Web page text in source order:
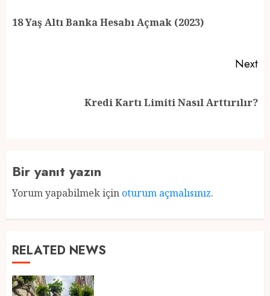
18 Yaş Altı Banka Hesabı Açmak (2023)
Next
Kredi Kartı Limiti Nasıl Arttırılır?
Bir yanıt yazın
Yorum yapabilmek için oturum açmalısınız.
RELATED NEWS